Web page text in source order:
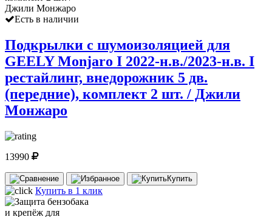
Есть в наличии
Подкрылки с шумоизоляцией для
GEELY Monjaro I 2022-н.в./2023-н.в. I
рестайлинг, внедорожник 5 дв.
(передние), комплект 2 шт. / Джили
Монжаро
13990
Купить
Купить в 1 клик